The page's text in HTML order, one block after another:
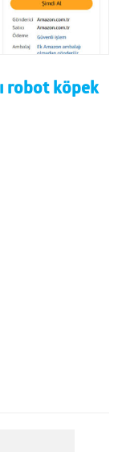
robot köpek